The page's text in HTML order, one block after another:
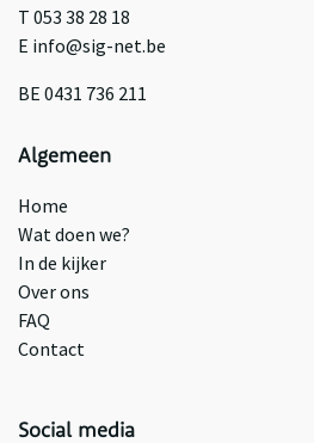
T 053 38 28 18
E info@sig-net.be
BE 0431 736 211
Algemeen
Home
Wat doen we?
In de kijker
Over ons
FAQ
Contact
Social media